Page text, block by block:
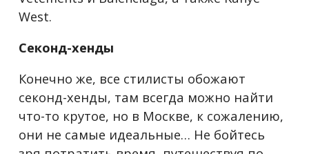
West.
Секонд-хенды
Конечно же, все стилисты обожают
секонд-хенды, там всегда можно найти
что-то крутое, но в Москве, к сожалению,
они не самые идеальные… Не бойтесь